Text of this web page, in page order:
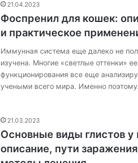
21.04.2023
Фоспренил для кошек:
и практическое
Иммунная система еще далеко не
изучена. Многие «светлые оттенки» ее
функционирования все еще
учеными всего мира. Именно
21.03.2023
Основные виды глистов у
описание, пути